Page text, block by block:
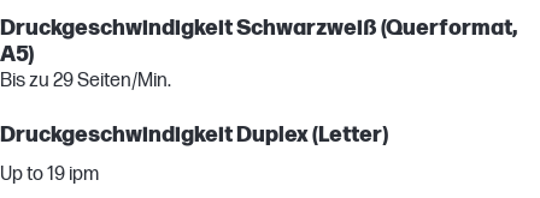
Druckgeschwindigkeit Schwarzweiß (Querformat,
A5)
Bis zu 29 Seiten/Min.
Druckgeschwindigkeit Duplex (Letter)
Up to 19 ipm